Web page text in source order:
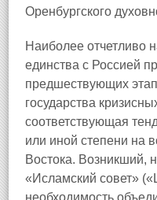
Оренбургского
Наиболее отчетливо
единства с Россией
предшествующих
государства
соответствующая
или иной степени на
Востока. Возникший,
«Исламский совет»
необходимость